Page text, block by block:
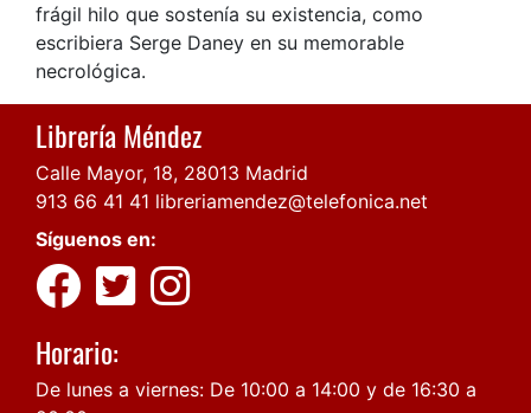
frágil hilo que sostenía su existencia, como
escribiera Serge Daney en su memorable
necrológica.
Librería Méndez
Calle Mayor, 18, 28013 Madrid
913 66 41 41 libreriamendez@telefonica.net
Síguenos en:
Horario:
De lunes a viernes: De 10:00 a 14:00 y de 16:30 a